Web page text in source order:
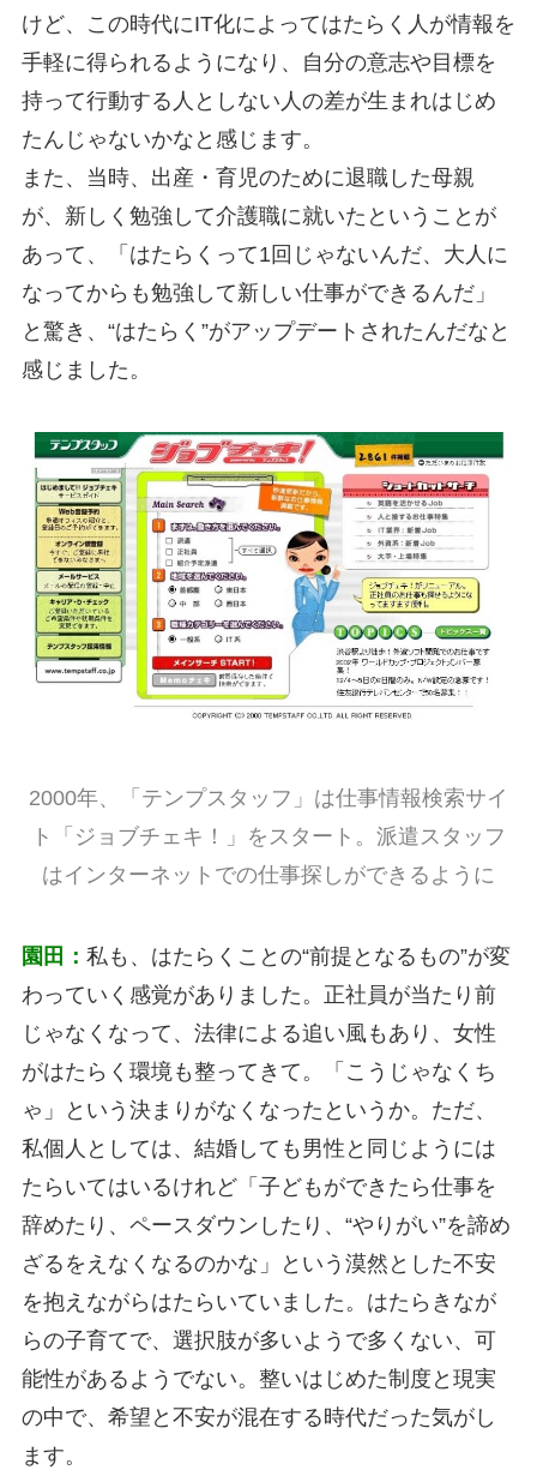
けど、この時代にIT化によってはたらく人が情報を
手軽に得られるようになり、自分の意志や目標を
持って行動する人としない人の差が生まれはじめ
たんじゃないかなと感じます。
また、当時、出産・育児のために退職した母親
が、新しく勉強して介護職に就いたということが
あって、「はたらくって1回じゃないんだ、大人に
なってからも勉強して新しい仕事ができるんだ」
と驚き、“はたらく”がアップデートされたんだなと
感じました。
2000年、「テンプスタッフ」は仕事情報検索サイ
ト「ジョブチェキ！」をスタート。派遣スタッフ
はインターネットでの仕事探しができるように
園田： 私も、はたらくことの“前提となるもの”が変
わっていく感覚がありました。正社員が当たり前
じゃなくなって、法律による追い風もあり、女性
がはたらく環境も整ってきて。「こうじゃなくち
ゃ」という決まりがなくなったというか。ただ、
私個人としては、結婚しても男性と同じようには
たらいてはいるけれど「子どもができたら仕事を
辞めたり、ペースダウンしたり、“やりがい”を諦め
ざるをえなくなるのかな」という漠然とした不安
を抱えながらはたらいていました。はたらきなが
らの子育てで、選択肢が多いようで多くない、可
能性があるようでない。整いはじめた制度と現実
の中で、希望と不安が混在する時代だった気がし
ます。